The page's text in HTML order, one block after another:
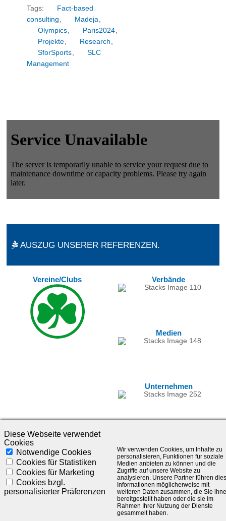
Tags:
Fact-based
consulting
Madeja
Olympics
Paris2024
Projekte
Research
SforSports
SLC
Management
AUSZUG UNSERER REFERENZEN.
Vereine/Clubs Verbände
Medien
Unternehmen
©1985-2025 - SLC Management GmbH |Impressum
Visionär. Kompetent. Leidenschaftlich.
Treten Sie in Kontakt mit uns und bleiben Sie auf dem Laufenden:
Diese Webseite verwendet
Cookies
Notwendige Cookies
Cookies für Statistiken
Cookies für Marketing
Cookies bzgl.
personalisierter Präferenzen
Wir verwenden Cookies, um Inhalte zu
personalisieren, Funktionen für soziale
Medien anbieten zu können und die
Zugriffe auf unsere Website zu
analysieren. Unsere Partner führen
Informationen möglicherweise mit
weiteren Daten zusammen, die Sie
bereitgestellt haben oder die sie im
Rahmen Ihrer Nutzung der Dienste
gesammelt haben.